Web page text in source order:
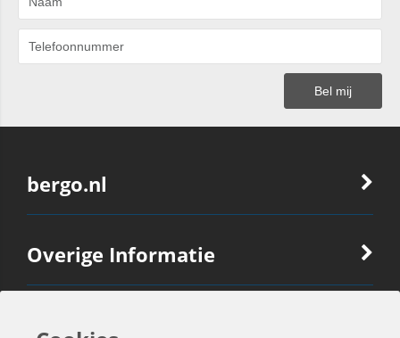
bergo.nl
Overige Informatie
Ook Interessant